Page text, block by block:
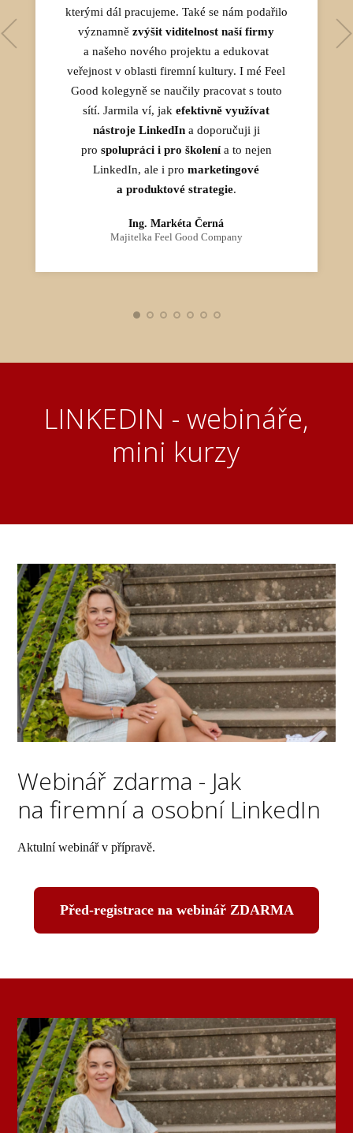
kterými dál pracujeme. Také se nám podařilo
významnězvýšit viditelnost naší firmy
a našeho nového projektu a edukovat
veřejnost v oblasti firemní kultury. I mé Feel
Good kolegyně se naučily pracovat s touto
sítí. Jarmila ví, jakefektivně využívat
nástroje LinkedIna doporučuji ji
pro spolupráci i pro školenía to nejen
LinkedIn, ale i promarketingové
a produktové strategie.
Ing. Markéta Černá
Majitelka Feel Good Company
Dokáže vás podpořit, motivovat, a když je
potřeba, i jemně popostrčit k akci. Díky ní
získáte nejen směr, ale i odvahu vykročit.
A první klienty, v mém případě do 2 měsíců
od mého prvního publikování.
MUDr. Kateřina Vosecká
Kouč a mentor
Barbora Makošová
Podnikatelka v oblasti udržitelných projektů
a investic
Ing. Jiří Horák
LINKEDIN - webináře,
mini kurzy
Webinář zdarma - Jak
na firemní a osobní LinkedIn
Aktulní webinář v přípravě.
Před-registrace na webinář ZDARMA